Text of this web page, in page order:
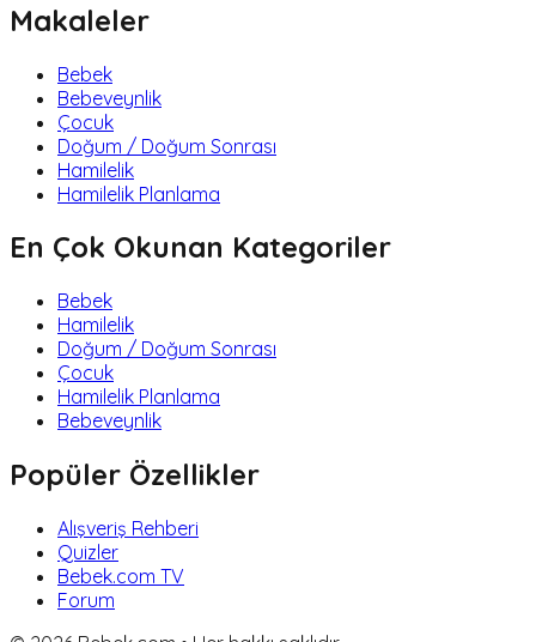
Makaleler
Bebek
Bebeveynlik
Çocuk
Doğum / Doğum Sonrası
Hamilelik
Hamilelik Planlama
En Çok Okunan Kategoriler
Bebek
Hamilelik
Doğum / Doğum Sonrası
Çocuk
Hamilelik Planlama
Bebeveynlik
Popüler Özellikler
Alışveriş Rehberi
Quizler
Bebek.com TV
Forum